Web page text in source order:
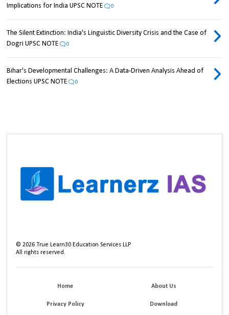
Implications for India UPSC NOTE
0
The Silent Extinction: India's Linguistic Diversity Crisis and the Case of
Dogri UPSC NOTE
0
Bihar's Developmental Challenges: A Data-Driven Analysis Ahead of
Elections UPSC NOTE
0
©2026 True Learn30 Education Services LLP
All rights reserved.
Home About Us
Privacy Policy Download